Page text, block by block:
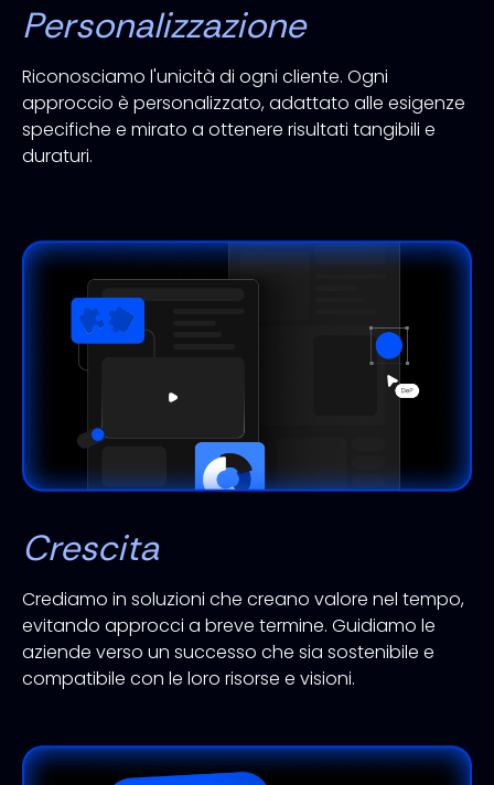
Personalizzazione
Riconosciamo l'unicità di ogni cliente. Ogni
approccio è personalizzato, adattato alle esigenze
specifiche e mirato a ottenere risultati tangibili e
duraturi.
Crescita
Crediamo in soluzioni che creano valore nel tempo,
evitando approcci a breve termine. Guidiamo le
aziende verso un successo che sia sostenibile e
compatibile con le loro risorse e visioni.